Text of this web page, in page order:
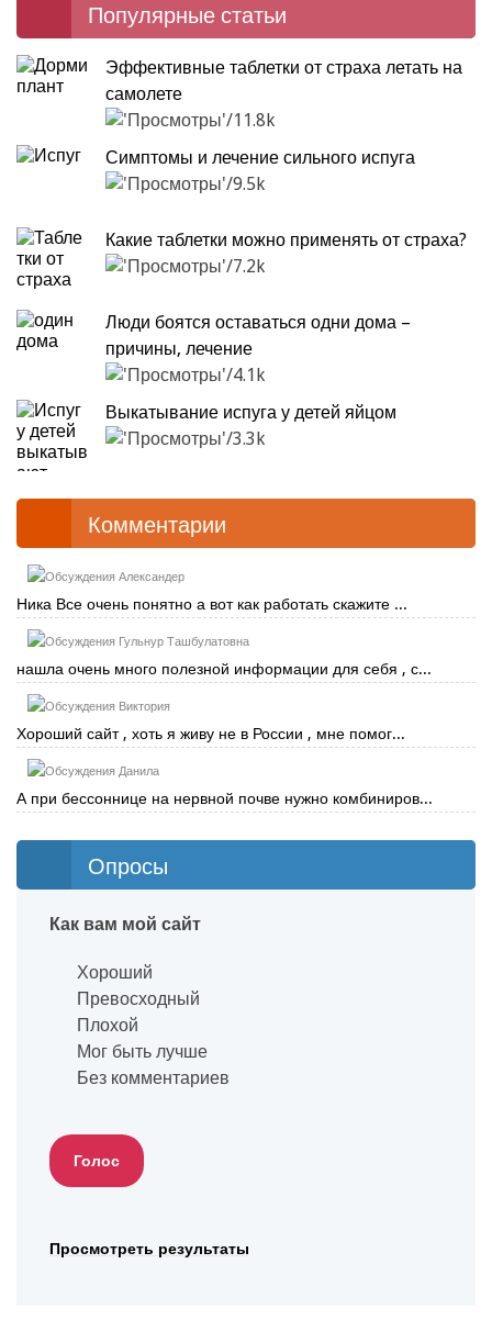
Популярные статьи
Эффективные таблетки от страха летать на
самолете
11.8k
Симптомы и лечение сильного испуга
9.5k
Какие таблетки можно применять от страха?
7.2k
Люди боятся оставаться одни дома –
причины, лечение
4.1k
Выкатывание испуга у детей яйцом
3.3k
Комментарии
Александер
Ника Все очень понятно а вот как работать скажите ...
Гульнур Ташбулатовна
нашла очень много полезной информации для себя , с...
Виктория
Хороший сайт , хоть я живу не в России , мне помог...
Данила
А при бессоннице на нервной почве нужно комбиниров...
Опросы
Как вам мой сайт
Хороший
Превосходный
Плохой
Мог быть лучше
Без комментариев
Просмотреть результаты